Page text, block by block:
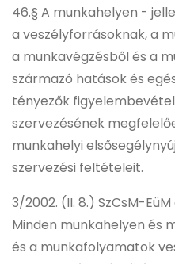
46.§ A munkahelyen -
a veszélyforrásoknak, a
a munkavégzésből és a
származó hatások és
tényezők
szervezésének
munkahelyi
szervezési feltételeit.
3/2002. (II. 8.) SzCsM-
Minden munkahelyen és
és a munkafolyamatok